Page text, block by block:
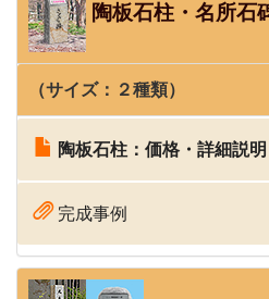
陶板石柱・名所石
（サイズ：２種類）
陶板石柱：価格・詳細説明
完成事例